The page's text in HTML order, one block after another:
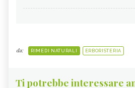
da: RIMEDI NATURALI ERBORISTERIA
Ti potrebbe interessare